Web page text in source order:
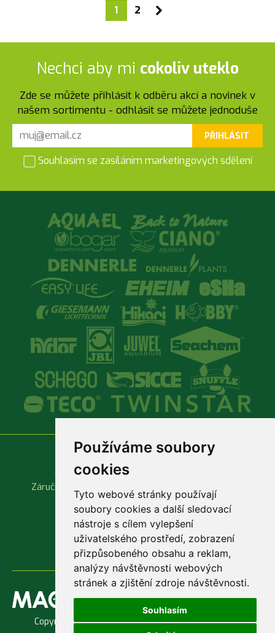
Používáme soubory
cookies
Tyto webové stránky používají
soubory cookies a další sledovací
nástroje s cílem vylepšení
uživatelského prostředí, zobrazení
přizpůsobeného obsahu a reklam,
analýzy návštěvnosti webových
stránek a zjištění zdroje návštěvnosti.
Souhlasím
1 2
Nechci aby mi cokoliv uteklo
Zde se můžete přihlásit k odběru akcí a novinek v
našem sortimentu - odhlásit se můžete jednoduše
PŘIHLÁSIT
Souhlasím se zasíláním marketingových sdělení
Vše o nákupu
Obchodní podmínky
Záruční a reklamační podmínky
Důležité odkazy
Rychlá objednávka
Copyright © 1998 - 2026 Jaroslav Macenauer, Ing. -